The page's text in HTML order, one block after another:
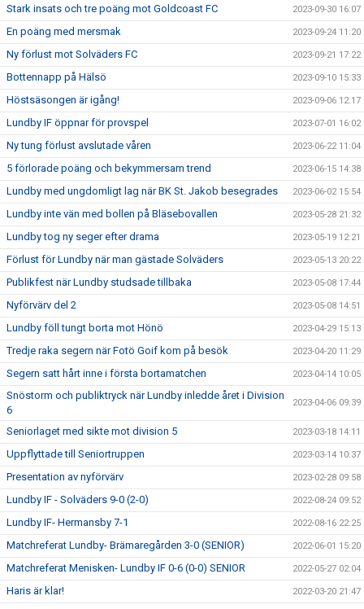
Stark insats och tre poäng mot Goldcoast FC 2023-09-30 16:07
En poäng med mersmak 2023-09-24 11:20
Ny förlust mot Solväders FC 2023-09-21 17:22
Bottennapp på Hälsö 2023-09-10 15:33
Höstsäsongen är igång! 2023-09-06 12:17
Lundby IF öppnar för provspel 2023-07-01 16:02
Ny tung förlust avslutade våren 2023-06-22 11:04
5 förlorade poäng och bekymmersam trend 2023-06-15 14:38
Lundby med ungdomligt lag när BK St. Jakob besegrades 2023-06-02 15:54
Lundby inte vän med bollen på Bläsebovallen 2023-05-28 21:32
Lundby tog ny seger efter drama 2023-05-19 12:21
Förlust för Lundby när man gästade Solväders 2023-05-13 20:22
Publikfest när Lundby studsade tillbaka 2023-05-08 17:44
Nyförvärv del 2 2023-05-08 14:51
Lundby föll tungt borta mot Hönö 2023-04-29 15:13
Tredje raka segern när Fotö Goif kom på besök 2023-04-20 11:29
Segern satt hårt inne i första bortamatchen 2023-04-14 10:05
Snöstorm och publiktryck när Lundby inledde året i Division
6
2023-04-06 09:39
Seniorlaget med sikte mot division 5 2023-03-18 14:11
Uppflyttade till Seniortruppen 2023-03-14 10:37
Presentation av nyförvärv 2023-02-28 09:58
Lundby IF - Solväders 9-0 (2-0) 2022-08-24 09:52
Lundby IF- Hermansby 7-1 2022-08-16 22:25
Matchreferat Lundby- Brämaregården 3-0 (SENIOR) 2022-06-01 15:20
Matchreferat Menisken- Lundby IF 0-6 (0-0) SENIOR 2022-05-27 02:04
Haris är klar! 2022-03-20 21:47